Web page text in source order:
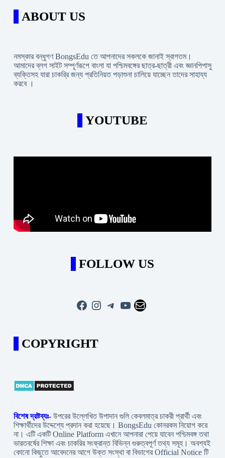
ABOUT US
নমস্কার বন্ধুগণ BongsEdu তে আপনাদের সকলকে জানাই স্বাগতম।
আমাদের ব্লগ সাইট সম্পূর্ণরূপে বাংলা যা পশ্চিমবঙ্গের ছাত্র-ছাত্রী এবং জ্ঞানপিপাসু
ব্যক্তিসহ যারা চাকরি্র জন্য প্রতিনিয়ত পড়াশুনা চালিয়ে যাচ্ছেন তাদের সাহায্য
করবে ।
YOUTUBE
FOLLOW US
Facebook
Instagram
Telegram
YouTube
Mail
COPYRIGHT
বিশেষ দ্রষ্টব্যঃ- উপরের উল্লেখিত উপাদান গুলি কেবলমাত্র চাকরী প্রার্থী এবং
শিক্ষার্থীদের উদ্দেশ্যে প্রদান করা হয়েছে। BongsEdu কোনরকম নিয়োগ করে
না। এটি একটি Online Platform এখানে আপনারা পেয়ে যাবেন পশ্চিমবঙ্গ তথা
ভারতবর্ষের শিক্ষা এবং চাকরির সংক্রান্ত বিভিন্ন গুরুত্বপূর্ণ তথ্য সমূহ। অবশ্যই
কোনো কিছুতে আবেদনের আগে উক্ত সংস্থা বা বিভাগের Official Notice টি